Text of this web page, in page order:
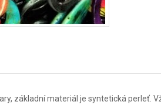
základní materiál je syntetická perleť.